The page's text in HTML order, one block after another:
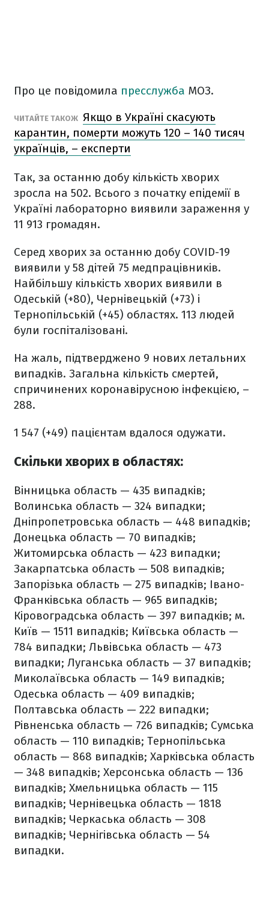
Про це повідомила пресслужба МОЗ.
ЧИТАЙТЕ ТАКОЖ Якщо в Україні скасують
карантин, померти можуть 120 – 140 тисяч
українців, – експерти
Так, за останню добу кількість хворих
зросла на 502. Всього з початку епідемії в
Україні лабораторно виявили зараження у
11 913 громадян.
Серед хворих за останню добу COVID-19
виявили у 58 дітей 75 медпрацівників.
Найбільшу кількість хворих виявили в
Одеській (+80), Чернівецькій (+73) і
Тернопільській (+45) областях. 113 людей
були госпіталізовані.
На жаль, підтверджено 9 нових летальних
випадків. Загальна кількість смертей,
спричинених коронавірусною інфекцією, –
288.
1 547 (+49) пацієнтам вдалося одужати.
Скільки хворих в областях:
Вінницька область — 435 випадків;
Волинська область — 324 випадки;
Дніпропетровська область — 448 випадків;
Донецька область — 70 випадків;
Житомирська область — 423 випадки;
Закарпатська область — 508 випадків;
Запорізька область — 275 випадків; Івано-
Франківська область — 965 випадків;
Кіровоградська область — 397 випадків; м.
Київ — 1511 випадків; Київська область —
784 випадки; Львівська область — 473
випадки; Луганська область — 37 випадків;
Миколаївська область — 149 випадків;
Одеська область — 409 випадків;
Полтавська область — 222 випадки;
Рівненська область — 726 випадків; Сумська
область — 110 випадків; Тернопільська
область — 868 випадків; Харківська область
— 348 випадків; Херсонська область — 136
випадків; Хмельницька область — 115
випадків; Чернівецька область — 1818
випадків; Черкаська область — 308
випадків; Чернігівська область — 54
випадки.